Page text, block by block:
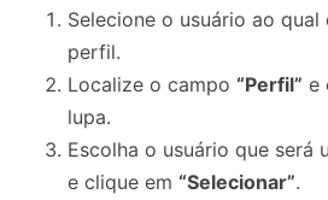
Selecione o usuário ao qual
perfil.
Localize o campo “Perfil” e
lupa.
Escolha o usuário que
e clique em “Selecionar”.